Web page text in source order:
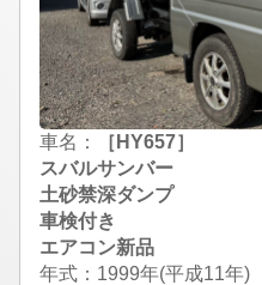
車名：
［HY657］
スバルサンバー
土砂禁深ダンプ
車検付き
エアコン新品
年式：1999年(平成11年)